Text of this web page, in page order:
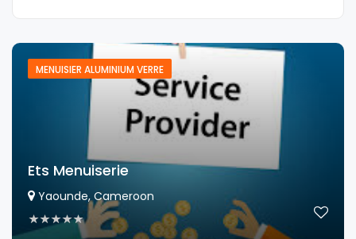
MENUISIER ALUMINIUM VERRE
Ets Menuiserie
Yaounde, Cameroon